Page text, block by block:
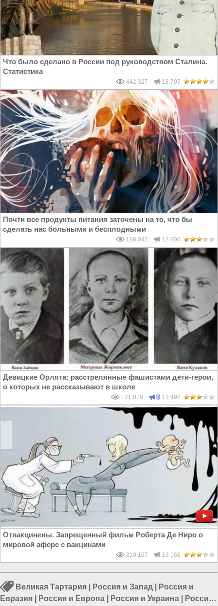
Что было сделано в России под руководством Сталина.
Статистика
442 327 18 707
Почти все продукты питания заточены на то, что бы
сделать нас больными и бесплодными
196 042 13 900
Девицкие Орлята: расстрелянные фашистами дети-герои,
о которых не рассказывают в школе
121 879 13 492
Отвакцинены. Запрещенный фильм Роберта Де Ниро о
мировой афере с вакцинами
210 167 13 168
Великая Тартария Россия и Запад
Россия и
Евразия
Россия и Европа Россия и Украина
Россия